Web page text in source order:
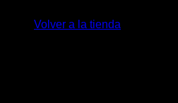
Volver a la tienda